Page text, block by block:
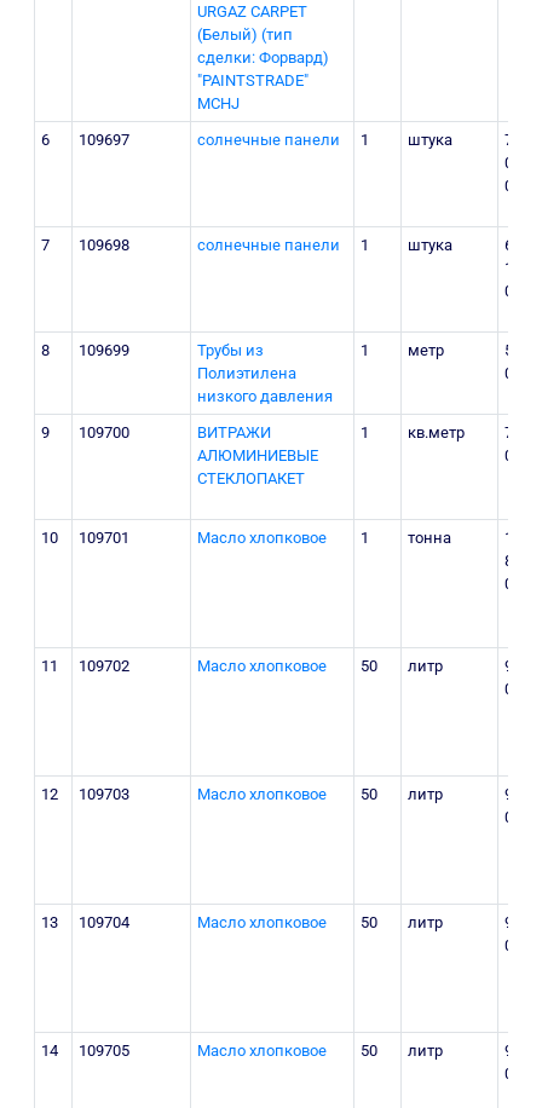
URGAZ CARPET
(Белый) (тип
сделки: Форвард)
"PAINTSTRADE"
MCHJ
6 109697 солнечные панели 1 штука
78
000
000
7 109698 солнечные панели 1 штука
65
170
000
8 109699
Трубы из
Полиэтилена
низкого давления
1 метр
56
000
9 109700
ВИТРАЖИ
АЛЮМИНИЕВЫЕ
СТЕКЛОПАКЕТ
1 кв.метр
700
000
10 109701 Масло хлопковое 1 тонна
18
800
000
11 109702 Масло хлопковое 50 литр
940
000
12 109703 Масло хлопковое 50 литр
940
000
13 109704 Масло хлопковое 50 литр
940
000
14 109705 Масло хлопковое 50 литр
940
000